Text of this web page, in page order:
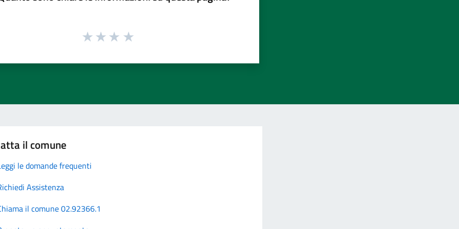
il comune
le domande frequenti
Assistenza
il comune 02.92366.1